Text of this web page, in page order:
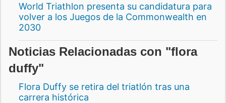
World Triathlon presenta su candidatura para
volver a los Juegos de la Commonwealth en
2030
Noticias Relacionadas con "flora
duffy"
Flora Duffy se retira del triatlón tras una
carrera histórica